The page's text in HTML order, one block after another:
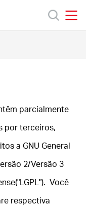
parcialmente
por terceiros,
a GNU General
2/Versão 3
Você
respectiva